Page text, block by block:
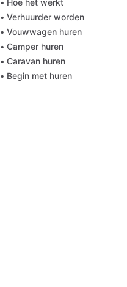
• Hoe het werkt
• Verhuurder worden
• Vouwwagen huren
• Camper huren
• Caravan huren
• Begin met huren